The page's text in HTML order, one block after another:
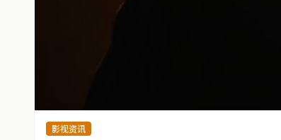
影视资讯